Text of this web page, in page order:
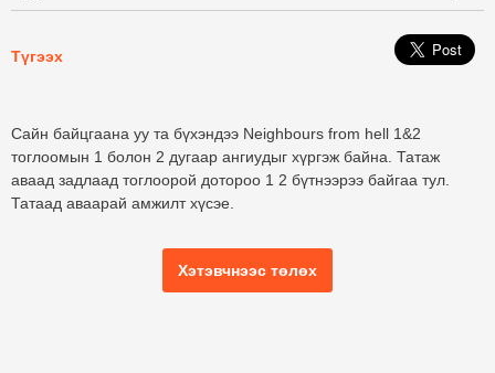
Түгээх
Сайн байцгаана уу та бүхэндээ Neighbours from hell 1&2
тоглоомын 1 болон 2 дугаар ангиудыг хүргэж байна. Татаж
аваад задлаад тоглоорой дотороо 1 2 бүтнээрээ байгаа тул.
Татаад аваарай амжилт хүсэе.
Хэтэвчнээс төлөх